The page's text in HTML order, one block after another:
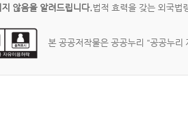
않음을 알려드립니다.법적 효력을 갖는 외국법
본 공공저작물은 공공누리 "공공누리